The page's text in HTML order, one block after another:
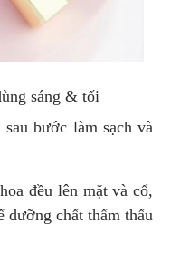
sáng & tối
bước làm sạch và
đều lên mặt và cổ,
dưỡng chất thẩm thấu